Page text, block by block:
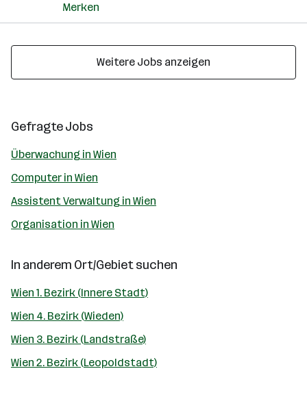
Merken
Weitere Jobs anzeigen
Gefragte Jobs
Überwachung in Wien
Computer in Wien
Assistent Verwaltung in Wien
Organisation in Wien
In anderem Ort/Gebiet suchen
Wien 1. Bezirk (Innere Stadt)
Wien 4. Bezirk (Wieden)
Wien 3. Bezirk (Landstraße)
Wien 2. Bezirk (Leopoldstadt)